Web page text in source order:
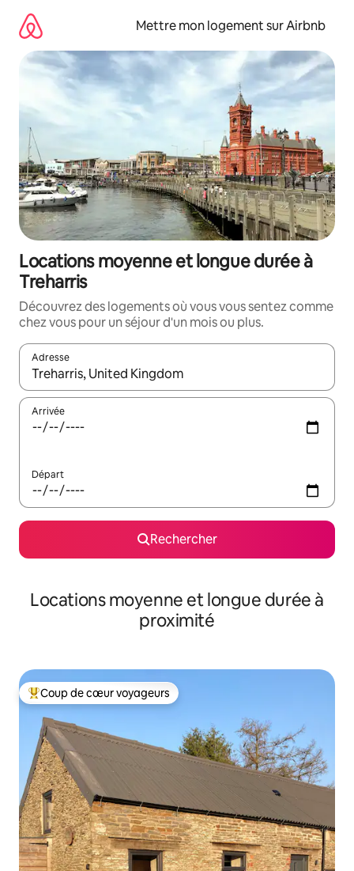
directement
contenu
Mettre mon logement sur Airbnb
Locations moyenne et longue durée à
Treharris
Découvrez des logements où vous vous sentez comme
chez vous pour un séjour d'un mois ou plus.
Adresse
Lorsque les résultats s'affichent, utilisez les flèches vers le
Arrivée
Départ
Rechercher
Locations moyenne et longue durée à
proximité
Coups de cœur voyageurs les plus appréciés
Coup de cœur voyageurs